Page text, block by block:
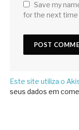
Save my
for the next time
Este site utiliza o
seus dados em